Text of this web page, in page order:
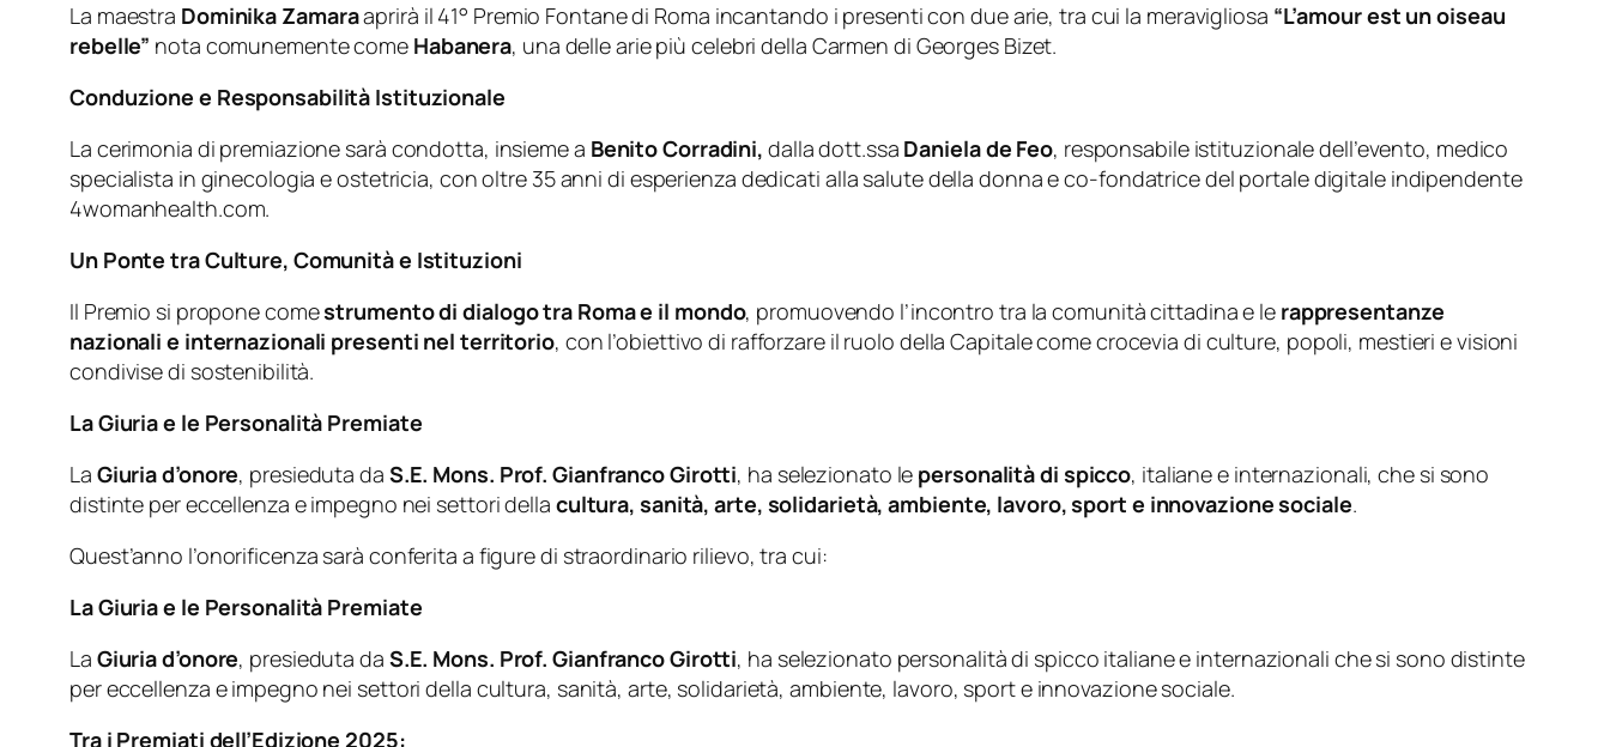
La maestra Dominika Zamaraaprirà il 41° Premio Fontane di Roma incantando i presenti con due arie, tra cui la meravigliosa “L’amour est un oiseau
rebelle” nota comunemente come Habanera, una delle arie più celebri della Carmen di Georges Bizet.
Conduzione e Responsabilità Istituzionale
La cerimonia di premiazione sarà condotta, insieme a Benito Corradini, dalla dott.ssa Daniela de Feo, responsabile istituzionale dell’evento, medico
specialista in ginecologia e ostetricia, con oltre 35 anni di esperienza dedicati alla salute della donna e co-fondatrice del portale digitale indipendente
4womanhealth.com.
Un Ponte tra Culture, Comunità e Istituzioni
Il Premio si propone comestrumento di dialogo tra Roma e il mondo, promuovendo l’incontro tra la comunità cittadina e le rappresentanze
nazionali e internazionali presenti nel territorio, con l’obiettivo di rafforzare il ruolo della Capitale come crocevia di culture, popoli, mestieri e visioni
condivise di sostenibilità.
La Giuria e le Personalità Premiate
La Giuria d’onore, presieduta da S.E. Mons. Prof. Gianfranco Girotti, ha selezionato le personalità di spicco, italiane e internazionali, che si sono
distinte per eccellenza e impegno nei settori della cultura, sanità, arte, solidarietà, ambiente, lavoro, sport e innovazione sociale.
Quest’anno l’onorificenza sarà conferita a figure di straordinario rilievo, tra cui:
La Giuria e le Personalità Premiate
La Giuria d’onore, presieduta da S.E. Mons. Prof. Gianfranco Girotti, ha selezionato personalità di spicco italiane e internazionali che si sono distinte
per eccellenza e impegno nei settori della cultura, sanità, arte, solidarietà, ambiente, lavoro, sport e innovazione sociale.
Tra i Premiati dell’Edizione 2025: